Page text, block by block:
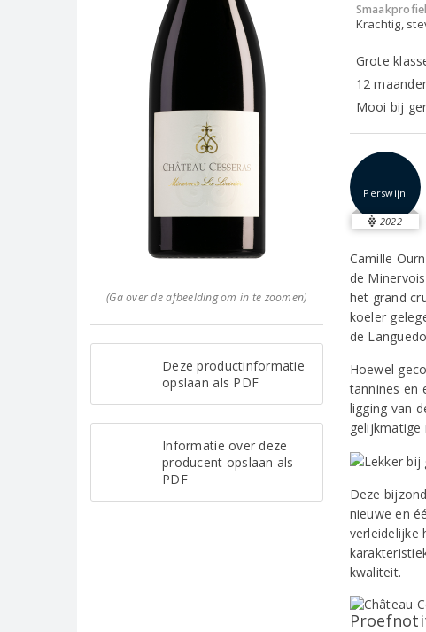
(Ga over de afbeelding om in te zoomen)
Deze productinformatie
opslaan als PDF
Informatie over deze
producent opslaan als
PDF
Smaakprofiel
Krachtig,
Grote
12
Mooi bij
Perswijn
2022
Camille
de
het grand
koeler
de
Hoewel
tannines en
ligging van
gelijkmatige
Deze
nieuwe en
verleidelijke
kwaliteit.